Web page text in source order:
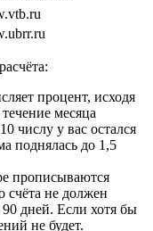
процент, исходя
месяца
числу у вас остался
поднялась до 1,5
прописываются
счёта не должен
дней. Если хотя бы
не будет.